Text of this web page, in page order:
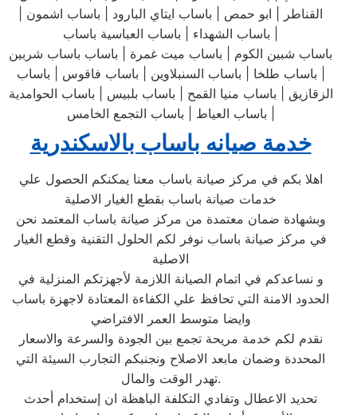
القناطر | ابو حمص | باساب ايتاي البارود | باساب اشمون |
باساب شبين الكوم | باساب ميت غمرة | باساب باساب شربين
| باساب طلخا | باساب السنبلاوين | باساب فاقوس | باساب
الزقازيق | باساب منيا القمح | باساب بلبيس | باساب الحوامدية
| باساب العياط | باساب التجمع الخامس
خدمة صيانه باساب بالاسكندرية
اهلا بكم في مركز صيانة باساب معنا يمكنكم الحصول علي
خدمات صيانة باساب بقطع الغيار الاصلية
وبشهادة ضمان معتمدة من مركز صيانة باساب المعتمد نحن
في مركز صيانة باساب نوفر لكم الحلول التقنية وقطع الغيار
الاصلية
و نساعدكم في اتمام الصيانة اللازمة لأجهزتكم المنزلية في
الحدود الامنة التي تحافظ علي الكفاءة المعتادة لاجهزة باساب
وايضا متوسط العمر الافتراضي
نقدم لكم خدمة مريحة تجمع بين الجودة والسرعة والاسعار
المحددة وضمان مابعد الاصلاح ونجنبكم التجارب السيئة التي
تهدر الوقت والمال.
تحديد الاعطال وتفادي التكلفة الباهظة ان إستخدام أحدث